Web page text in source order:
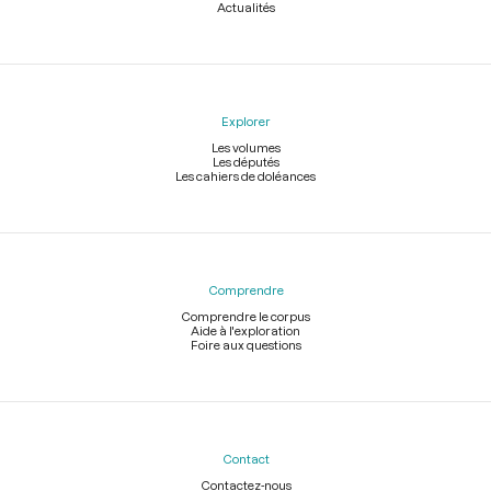
Actualités
Explorer
Les volumes
Les députés
Les cahiers de doléances
Comprendre
Comprendre le corpus
Aide à l'exploration
Foire aux questions
Contact
Contactez-nous